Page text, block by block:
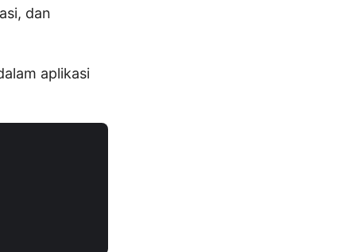
dan
aplikasi